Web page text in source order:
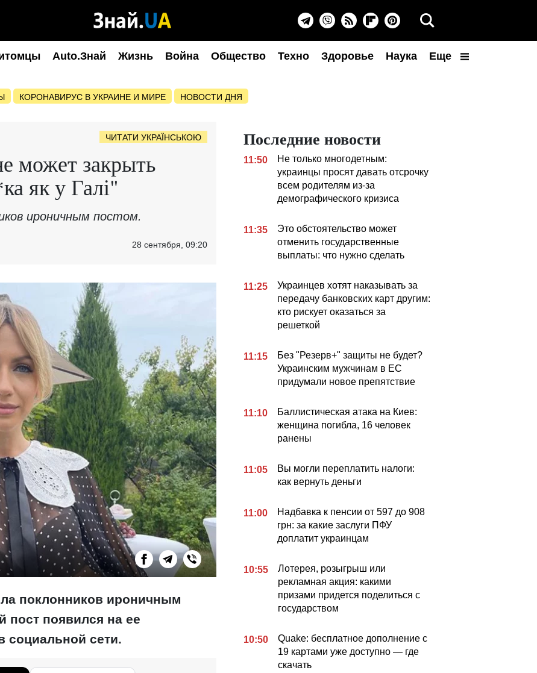
Auto.Знай Жизнь Война Общество Техно Здоровье Наука Еще
КОРОНАВИРУС В УКРАИНЕ И МИРЕ НОВОСТИ ДНЯ
ЧИТАТИ УКРАЇНСЬКОЮ
может закрыть
як у Галі"
ироничным постом.
28 сентября, 09:20
поклонников ироничным
пост появился на ее
социальной сети.
Последние новости
11:50
Не только многодетным:
украинцы просят давать отсрочку
всем родителям из-за
демографического кризиса
11:35
Это обстоятельство может
отменить государственные
выплаты: что нужно сделать
11:25
Украинцев хотят наказывать за
передачу банковских карт другим:
кто рискует оказаться за
решеткой
11:15
Без "Резерв+" защиты не будет?
Украинским мужчинам в ЕС
придумали новое препятствие
11:10
Баллистическая атака на Киев:
женщина погибла, 16 человек
ранены
11:05
Вы могли переплатить налоги:
как вернуть деньги
11:00
Надбавка к пенсии от 597 до 908
грн: за какие заслуги ПФУ
доплатит украинцам
10:55
Лотерея, розыгрыш или
рекламная акция: какими
призами придется поделиться с
государством
10:50
Quake: бесплатное дополнение с
19 картами уже доступно — где
скачать